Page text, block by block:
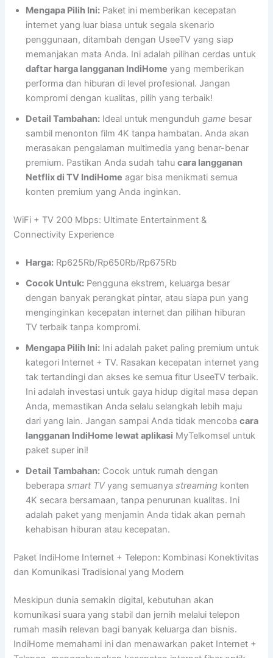
Mengapa Pilih Ini: Paket ini memberikan kecepatan
internet yang luar biasa untuk segala skenario
penggunaan, ditambah dengan UseeTV yang siap
memanjakan mata Anda. Ini adalah pilihan cerdas untuk
daftar harga langganan IndiHome yang memberikan
performa dan hiburan di level profesional. Jangan
kompromi dengan kualitas, pilih yang terbaik!
Detail Tambahan: Ideal untuk mengunduhgame besar
sambil menonton film 4K tanpa hambatan. Anda akan
merasakan pengalaman multimedia yang benar-benar
premium. Pastikan Anda sudah tahucara langganan
Netflix di TV IndiHome agar bisa menikmati semua
konten premium yang Anda inginkan.
WiFi + TV 200 Mbps: Ultimate Entertainment &
Connectivity Experience
Harga: Rp625Rb/Rp650Rb/Rp675Rb
Cocok Untuk: Pengguna ekstrem, keluarga besar
dengan banyak perangkat pintar, atau siapa pun yang
menginginkan kecepatan internet dan pilihan hiburan
TV terbaik tanpa kompromi.
Mengapa Pilih Ini: Ini adalah paket paling premium untuk
kategori Internet + TV. Rasakan kecepatan internet yang
tak tertandingi dan akses ke semua fitur UseeTV terbaik.
Ini adalah investasi untuk gaya hidup digital masa depan
Anda, memastikan Anda selalu selangkah lebih maju
dari yang lain. Jangan sampai Anda tidak mencobacara
langganan IndiHome lewat aplikasi MyTelkomsel untuk
paket super ini!
Detail Tambahan: Cocok untuk rumah dengan
beberapasmart TVyang semuanyastreaming konten
4K secara bersamaan, tanpa penurunan kualitas. Ini
adalah paket yang menjamin Anda tidak akan pernah
kehabisan hiburan atau kecepatan.
Paket IndiHome Internet + Telepon: Kombinasi Konektivitas
dan Komunikasi Tradisional yang Modern
Meskipun dunia semakin digital, kebutuhan akan
komunikasi suara yang stabil dan jernih melalui telepon
rumah masih relevan bagi banyak keluarga dan bisnis.
IndiHome memahami ini dan menawarkan paket Internet +